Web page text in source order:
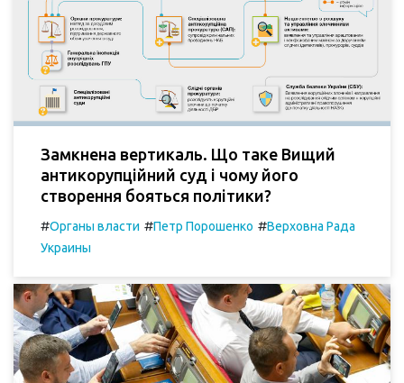
Замкнена вертикаль. Що таке Вищий
антикорупційний суд і чому його
створення бояться політики?
#Органы власти #Петр Порошенко #Верховна Рада
Украины